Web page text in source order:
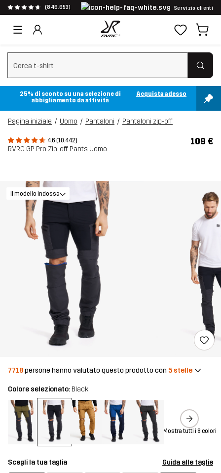
(846.653) Servizio clienti
Cancella ricerca
25% di sconto su una selezione di
abbigliamento da attività
Acquista adesso
Pagina iniziale Uomo Pantaloni Pantaloni zip-off
4.6 (10.442)
RVRC GP Pro Zip-off Pants Uomo
109 €
Il modello indossa
7718persone hanno valutato questo prodotto con 5 stelle
Colore selezionato: Black
Mostra tutti i 8 colori
Scegli la tua taglia Guida alle taglie